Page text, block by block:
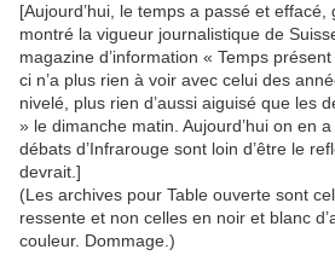
[Aujourd’hui, le temps a passé et effacé,
montré la vigueur journalistique de
magazine d’information « Temps
ci n’a plus rien à voir avec celui des
nivelé, plus rien d’aussi aiguisé que les
» le dimanche matin. Aujourd’hui on en
débats d’Infrarouge sont loin d’être le
devrait.]
(Les archives pour Table ouverte sont
ressente et non celles en noir et blanc
couleur. Dommage.)